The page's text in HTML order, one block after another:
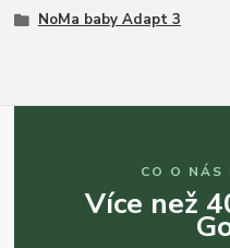
NoMa baby Adapt 3
CO O NÁS
Více než